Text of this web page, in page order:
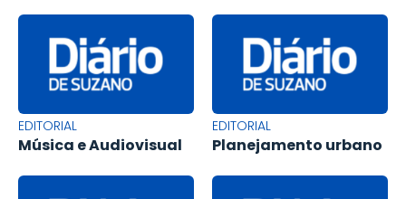
EDITORIAL
Música e Audiovisual
EDITORIAL
Planejamento urbano